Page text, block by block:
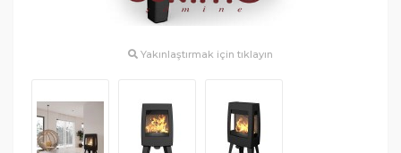
Yakınlaştırmak için tıklayın